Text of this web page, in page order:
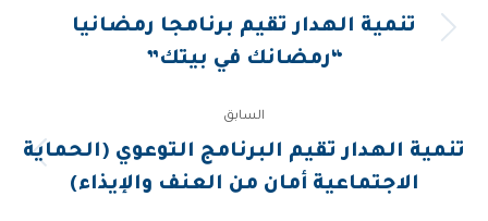
navigation
السابق
المقالة
السابقة:
تنمية الهدار تقيم البرنامج التوعوي (الحماية
الاجتماعية أمان من العنف والإيذاء)
المقالة
التالية:
تنمية الهدار تقيم برنامجا رمضانيا
“رمضانك في بيتك”